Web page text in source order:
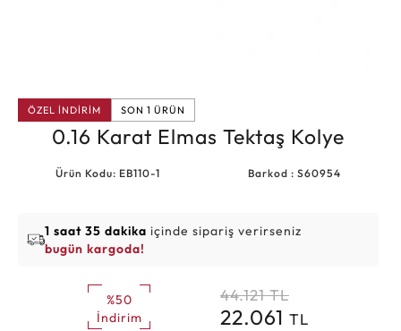
ÖZEL İNDİRİM SON 1 ÜRÜN
0.16 Karat Elmas Tektaş Kolye
Ürün Kodu: EB110-1 Barkod : S60954
1 saat 35 dakika içinde sipariş verirseniz
bugün kargoda!
%50
İndirim
44.121 TL
22.061 TL